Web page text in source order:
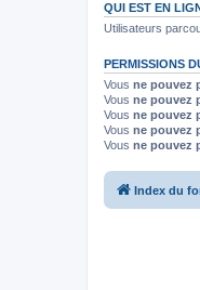
QUI EST EN
Utilisateurs
PERMISSIONS
Vous ne pouvez
Vous ne pouvez
Vous ne pouvez
Vous ne pouvez
Vous ne pouvez
Index du